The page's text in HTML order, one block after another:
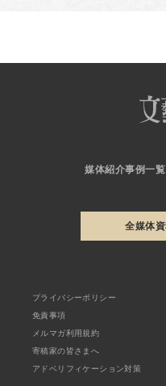
媒体紹介事例一覧
全媒体
プライバシーポリシー
免責事項
メルマガ利用規約
寄稿家の皆さまへ
アドベリフィケーション対策